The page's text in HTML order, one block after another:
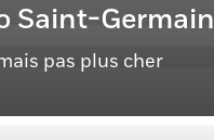
Saint-Germain
pas plus cher